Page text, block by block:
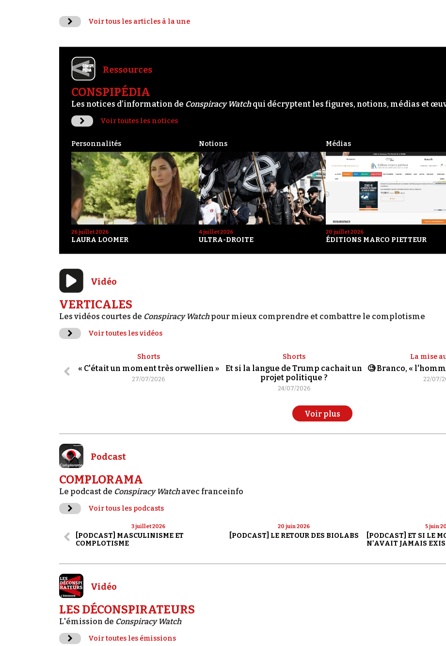
Voir tous les articles à la une
Ressources
CONSPIPÉDIA
Les notices d’information de Conspiracy Watchqui décryptent les figures, notions, médias et
Voir toutes les notices
Personnalités
26 juillet 2026
LAURA LOOMER
Notions
4 juillet 2026
ULTRA-DROITE
Médias
20 juillet 2026
ÉDITIONS MARCO PIETTEUR
Vidéo
VERTICALES
Les vidéos courtes de Conspiracy Watchpour mieux comprendre et combattre le complotisme
Voir toutes les vidéos
Shorts
« C'était un moment très orwellien »
27/07/2026
Shorts
Et si la langue de Trump cachait un
projet politique ?
24/07/2026
La mise
🧐 Branco, «
22/07/
Voir plus
Podcast
COMPLORAMA
Le podcast de Conspiracy Watchavec franceinfo
Voir tous les podcasts
3 juillet 2026
[PODCAST] MASCULINISME ET
COMPLOTISME
20 juin 2026
[PODCAST] LE RETOUR DES BIOLABS
5 juin
[PODCAST] ET SI LE
N'AVAIT JAMAIS
Vidéo
LES DÉCONSPIRATEURS
L'émission de Conspiracy Watch
Voir toutes les émissions